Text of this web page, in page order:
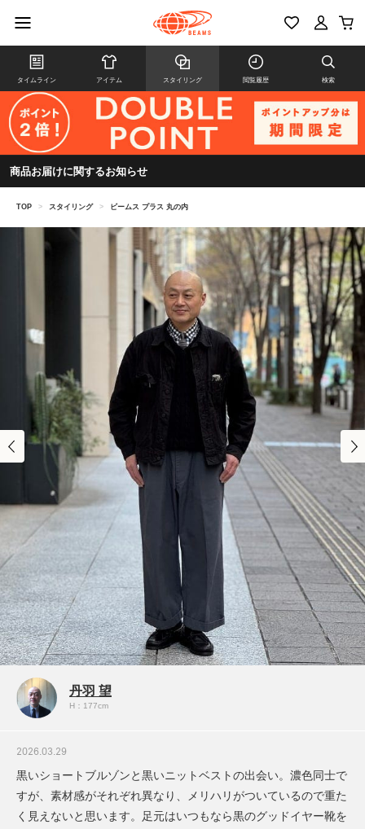
タイムライン アイテム スタイリング 閲覧履歴 検索
商品お届けに関するお知らせ
TOP > スタイリング > ビームス プラス 丸の内
丹羽 望
H：177cm
2026.03.29
黒いショートブルゾンと黒いニットベストの出会い。濃色同士で
すが、素材感がそれぞれ異なり、メリハリがついているので重た
く見えないと思います。足元はいつもなら黒のグッドイヤー靴を